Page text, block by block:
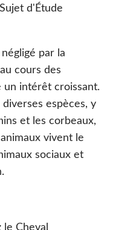
d'Étude
par la
cours des
un intérêt croissant.
espèces, y
et les corbeaux,
vivent le
sociaux et
Cheval